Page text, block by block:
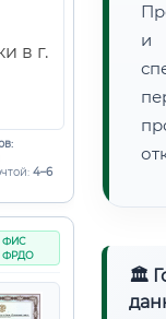
4–6
ФИС
ФРДО
и
🏛